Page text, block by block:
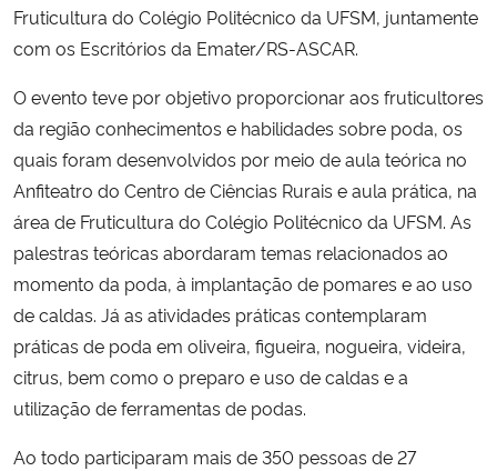
Ministério do Turismo
Controladoria-Geral da União
Ministério da Mulher, da Família e dos Direitos Humanos
Secretaria-Geral
Secretaria de Governo
Gabinete de Segurança Institucional
Advocacia-Geral da União
Fruticultura do Colégio Politécnico da UFSM, juntamente
com os Escritórios da Emater/RS-ASCAR.
O evento teve por objetivo proporcionar aos fruticultores
da região conhecimentos e habilidades sobre poda, os
quais foram desenvolvidos por meio de aula teórica no
Anfiteatro do Centro de Ciências Rurais e aula prática, na
área de Fruticultura do Colégio Politécnico da UFSM. As
palestras teóricas abordaram temas relacionados ao
momento da poda, à implantação de pomares e ao uso
de caldas. Já as atividades práticas contemplaram
práticas de poda em oliveira, figueira, nogueira, videira,
citrus, bem como o preparo e uso de caldas e a
utilização de ferramentas de podas.
Ao todo participaram mais de 350 pessoas de 27